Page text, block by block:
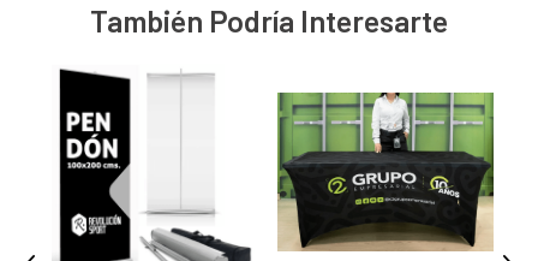
También Podría Interesarte